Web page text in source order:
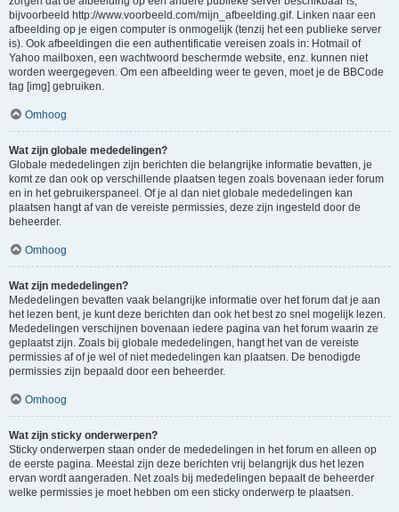
bijvoorbeeld http://www.voorbeeld.com/mijn_afbeelding.gif. Linken naar een
afbeelding op je eigen computer is onmogelijk (tenzij het een publieke server
is). Ook afbeeldingen die een authentificatie vereisen zoals in: Hotmail of
Yahoo mailboxen, een wachtwoord beschermde website, enz. kunnen niet
worden weergegeven. Om een afbeelding weer te geven, moet je de BBCode
tag [img] gebruiken.
Omhoog
Wat zijn globale mededelingen?
Globale mededelingen zijn berichten die belangrijke informatie bevatten, je
komt ze dan ook op verschillende plaatsen tegen zoals bovenaan ieder forum
en in het gebruikerspaneel. Of je al dan niet globale mededelingen kan
plaatsen hangt af van de vereiste permissies, deze zijn ingesteld door de
beheerder.
Omhoog
Wat zijn mededelingen?
Mededelingen bevatten vaak belangrijke informatie over het forum dat je aan
het lezen bent, je kunt deze berichten dan ook het best zo snel mogelijk lezen.
Mededelingen verschijnen bovenaan iedere pagina van het forum waarin ze
geplaatst zijn. Zoals bij globale mededelingen, hangt het van de vereiste
permissies af of je wel of niet mededelingen kan plaatsen. De benodigde
permissies zijn bepaald door een beheerder.
Omhoog
Wat zijn sticky onderwerpen?
Sticky onderwerpen staan onder de mededelingen in het forum en alleen op
de eerste pagina. Meestal zijn deze berichten vrij belangrijk dus het lezen
ervan wordt aangeraden. Net zoals bij mededelingen bepaalt de beheerder
welke permissies je moet hebben om een sticky onderwerp te plaatsen.